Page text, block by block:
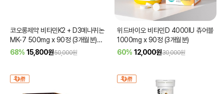
코오롱제약 비타민K2 + D3메나퀴논
MK-7 500mg x 90정 (3개월분)
[품절]
68% 15,800원50,000원
위드바이오 비타민D 4000IU 츄어블
1000mg x 90정 (3개월분)
60% 12,000원30,000원